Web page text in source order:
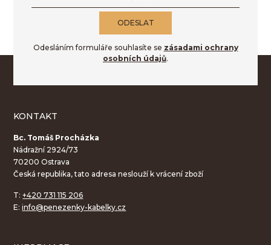
ODESLAT
Odesláním formuláře souhlasíte se zásadami ochrany
osobních údajů.
KONTAKT
Bc. Tomáš Procházka
Nádražní 2924/73
70200 Ostrava
Česká republika, tato adresa neslouží k vrácení zboží
T:+420 731 115 206
E:info@penezenky-kabelky.cz